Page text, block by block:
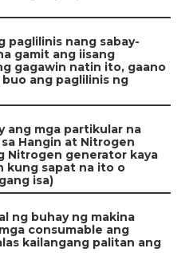
paglilinis nang sabay-
gamit ang iisang
gagawin natin ito, gaano
ang paglilinis ng
ang mga partikular na
Hangin at Nitrogen
Nitrogen generator kaya
kung sapat na ito o
isa)
ng buhay ng makina
consumable ang
kailangang palitan ang